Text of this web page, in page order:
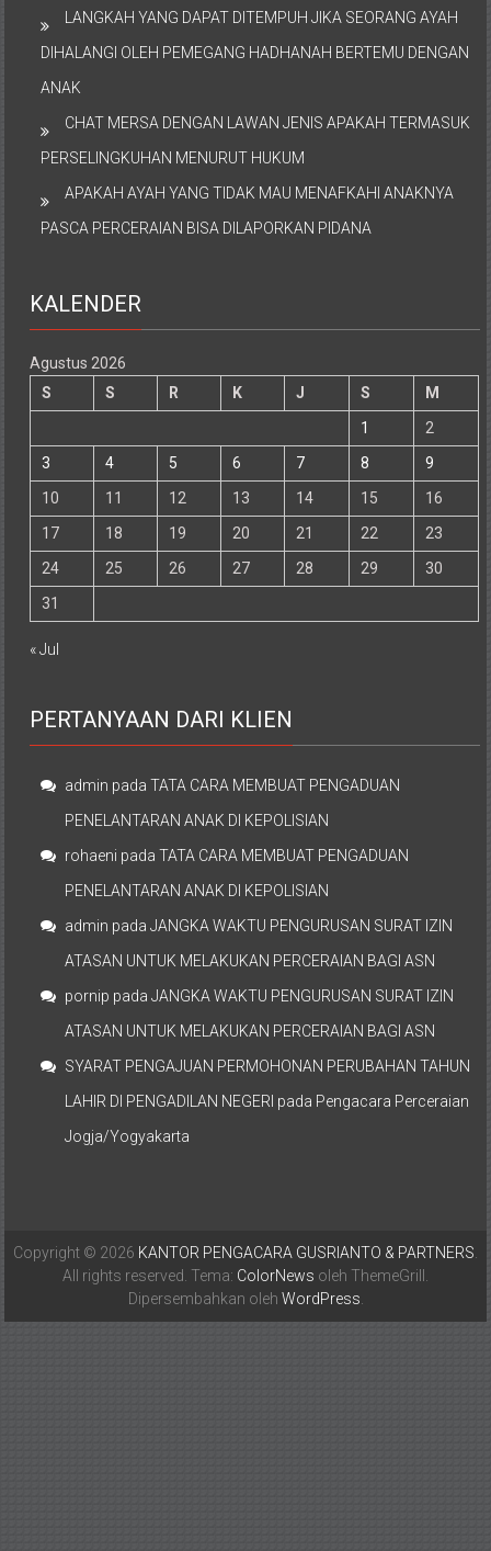
LANGKAH YANG DAPAT DITEMPUH JIKA SEORANG AYAH
DIHALANGI OLEH PEMEGANG HADHANAH BERTEMU DENGAN
ANAK
CHAT MERSA DENGAN LAWAN JENIS APAKAH TERMASUK
PERSELINGKUHAN MENURUT HUKUM
APAKAH AYAH YANG TIDAK MAU MENAFKAHI ANAKNYA
PASCA PERCERAIAN BISA DILAPORKAN PIDANA
KALENDER
Agustus 2026
S
S R K J S
M
1
2
3
4 5 6 7 8
9
10
11 12 13 14 15
16
17
18 19 20 21 22
23
24
25 26 27 28 29
30
31
« Jul
PERTANYAAN DARI KLIEN
admin padaTATA CARA MEMBUAT PENGADUAN
PENELANTARAN ANAK DI KEPOLISIAN
rohaeni padaTATA CARA MEMBUAT PENGADUAN
PENELANTARAN ANAK DI KEPOLISIAN
admin padaJANGKA WAKTU PENGURUSAN SURAT IZIN
ATASAN UNTUK MELAKUKAN PERCERAIAN BAGI ASN
pornip padaJANGKA WAKTU PENGURUSAN SURAT IZIN
ATASAN UNTUK MELAKUKAN PERCERAIAN BAGI ASN
SYARAT PENGAJUAN PERMOHONAN PERUBAHAN TAHUN
LAHIR DI PENGADILAN NEGERI pada Pengacara Perceraian
Jogja/Yogyakarta
Copyright © 2026 KANTOR PENGACARA GUSRIANTO & PARTNERS.
All rights reserved. Tema: ColorNews oleh ThemeGrill.
Dipersembahkan oleh WordPress.